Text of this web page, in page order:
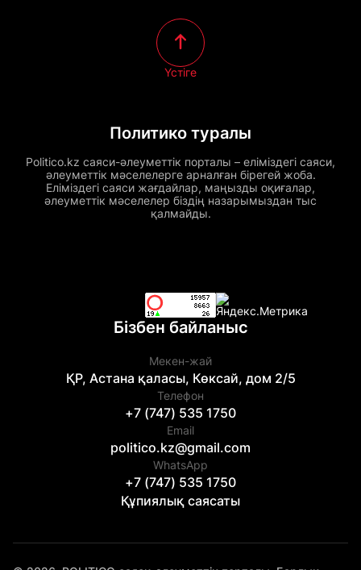
Политико туралы
Politico.kz саяси-әлеуметтік порталы – еліміздегі саяси,
әлеуметтік мәселелерге арналған бірегей жоба.
Еліміздегі саяси жағдайлар, маңызды оқиғалар,
әлеуметтік мәселелер біздің назарымыздан тыс
қалмайды.
Үстіге
Бізбен байланыс
Мекен-жай
ҚР, Астана қаласы, Көксай, дом 2/5
Телефон
+7 (747) 535 1750
Email
politico.kz@gmail.com
WhatsApp
+7 (747) 535 1750
Құпиялық саясаты